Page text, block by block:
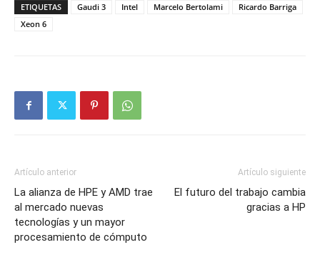
ETIQUETAS Gaudi 3 Intel Marcelo Bertolami
Ricardo Barriga
Xeon 6
Artículo anterior
La alianza de HPE y AMD trae
al mercado nuevas
tecnologías y un mayor
procesamiento de cómputo
Artículo siguiente
El futuro del trabajo cambia
gracias a HP